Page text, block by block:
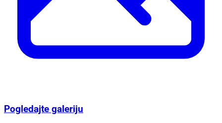
Pogledajte galeriju